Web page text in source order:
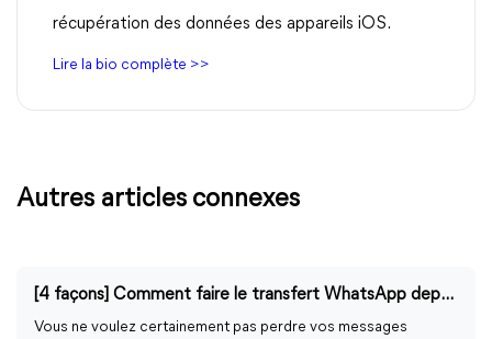
récupération des données des appareils iOS.
Lire la bio complète >>
Autres articles connexes
[4 façons] Comment faire le transfert WhatsApp depuis iPhone vers iPhone
Vous ne voulez certainement pas perdre vos messages